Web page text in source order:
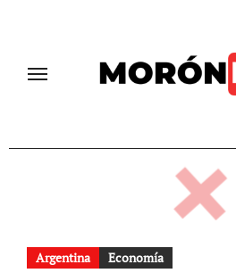
Argentina Economía